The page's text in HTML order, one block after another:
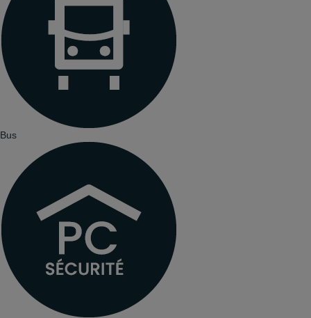
Bus